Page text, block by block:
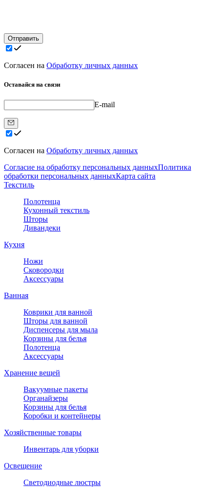
Отправить
Согласен на Обработку личных данных
Оставайся на связи
E-mail
Согласен на Обработку личных данных
Согласие на обработку персональных данныхПолитика
обработки персональных данныхКарта сайта
Текстиль
Полотенца
Кухонный текстиль
Шторы
Дивандеки
Кухня
Ножи
Сковородки
Аксессуары
Ванная
Коврики для ванной
Шторы для ванной
Диспенсеры для мыла
Корзины для белья
Полотенца
Аксессуары
Хранение вещей
Вакуумные пакеты
Органайзеры
Корзины для белья
Коробки и контейнеры
Хозяйственные товары
Инвентарь для уборки
Освещение
Светодиодные люстры